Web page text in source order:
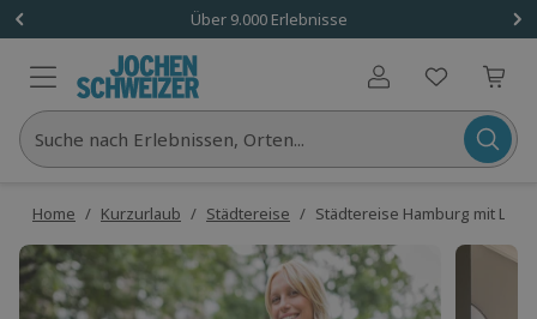
Über 9.000 Erlebnisse
Benutzerkonto
Suche nach Erlebnissen, Orten...
Home / Kurzurlaub / Städtereise / Städtereise Hamburg mit